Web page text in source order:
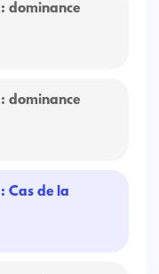
dominance
dominance
Cas de la